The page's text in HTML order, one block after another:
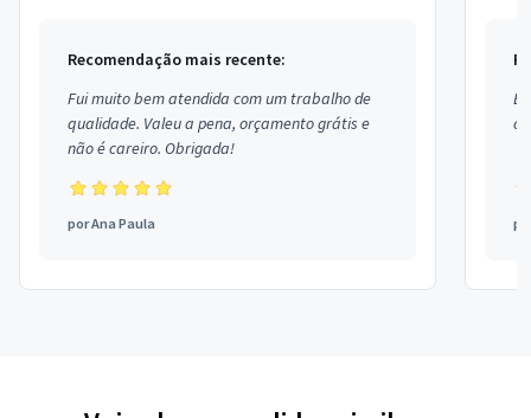
Recomendação mais recente:
Fui muito bem atendida com um trabalho de
qualidade. Valeu a pena, orçamento grátis e
não é careiro. Obrigada!
porAna Paula